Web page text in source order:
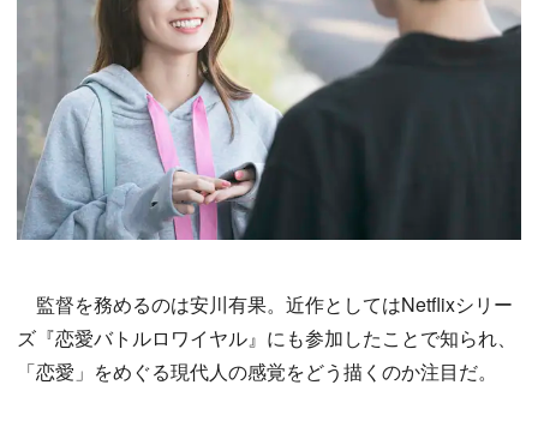
監督を務めるのは安川有果。近作としてはNetflixシリー
ズ『恋愛バトルロワイヤル』にも参加したことで知られ、
「恋愛」をめぐる現代人の感覚をどう描くのか注目だ。